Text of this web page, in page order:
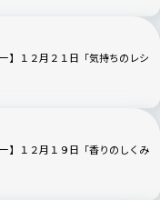
】１２月２１日「気持ちのレシ
】１２月１９日「香りのしくみ